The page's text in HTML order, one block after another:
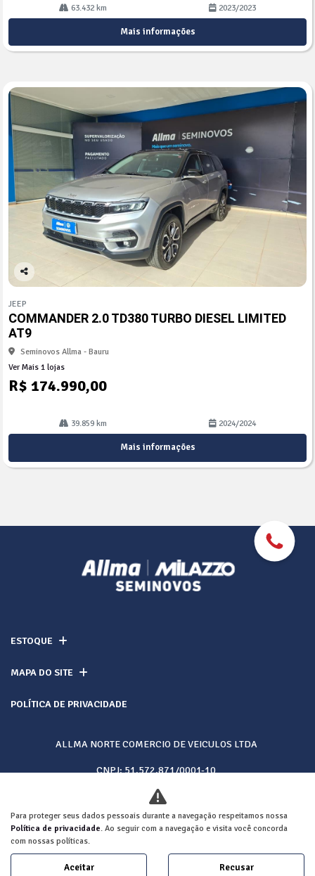
63.432 km 2023/2023
Mais informações
Co
arti
lhe
JEEP
COMMANDER 2.0 TD380 TURBO DIESEL LIMITED
AT9
Seminovos Allma - Bauru
Ver Mais 1 lojas
R$ 174.990,00
39.859 km 2024/2024
Mais informações
ESTOQUE
MAPA DO SITE
POLÍTICA DE PRIVACIDADE
ALLMA NORTE COMERCIO DE VEICULOS LTDA
CNPJ: 51.572.871/0001-10
Desacelere. Seu bem maior é a vida.
Para proteger seus dados pessoais durante a navegação respeitamos nossa
Política de privacidade. Ao seguir com a navegação e visita você concorda
com nossas políticas.
Aceitar Recusar